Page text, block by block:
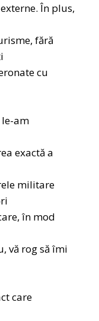
În plus,
fără
cu
am
exactă a
militare
în mod
vă rog să îmi
care